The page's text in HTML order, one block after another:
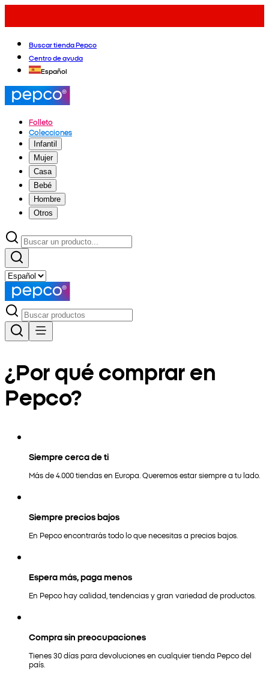
Buscar tienda Pepco
Centro de ayuda
Español
Folleto
Colecciones
Infantil
Mujer
Casa
Bebé
Hombre
Otros
¿Por qué comprar en
Pepco?
Siempre cerca de ti
Más de 4.000 tiendas en Europa. Queremos estar siempre a tu lado.
Siempre precios bajos
En Pepco encontrarás todo lo que necesitas a precios bajos.
Espera más, paga menos
En Pepco hay calidad, tendencias y gran variedad de productos.
Compra sin preocupaciones
Tienes 30 días para devoluciones en cualquier tienda Pepco del
país.